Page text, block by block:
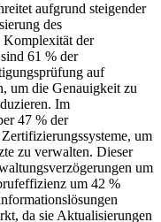
aufgrund steigender
des
Komplexität der
61 % der
auf
um die Genauigkeit zu
Im
47 % der
um
zu verwalten. Dieser
um
um 42 %
da sie Aktualisierungen